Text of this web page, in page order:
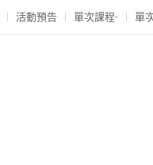
活動預告 單次課程- 單